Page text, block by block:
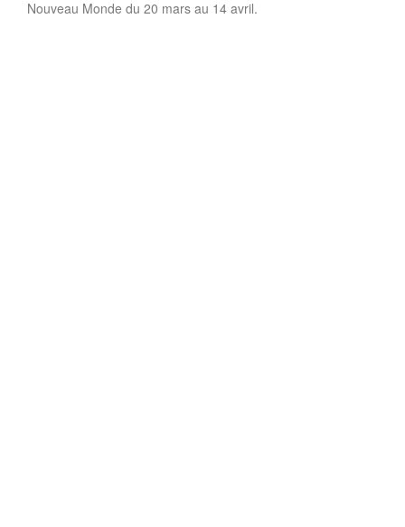
Nouveau Monde du 20 mars au 14 avril.